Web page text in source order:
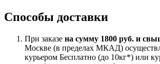
Способы доставки
При заказе на сумму 1800 руб. и
Москве (в пределах МКАД)
курьером Бесплатно (до 10кг*) или